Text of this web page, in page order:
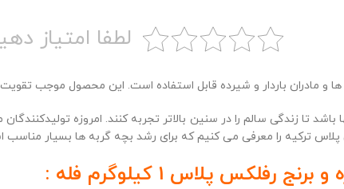
لطفا امتیاز
ها و مادران باردار و شیرده قابل استفاده است. این محصول موجب
تا زندگی سالم را در سنین بالاتر تجربه کنند. امروزه
ترکیه را معرفی می کنیم که برای رشد بچه گربه ها بسیار مناسب
پلاس 1 کیلوگرم فله :